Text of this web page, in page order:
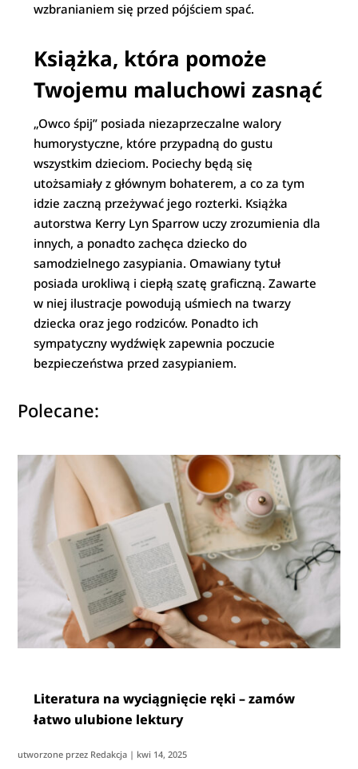
wzbranianiem się przed pójściem spać.
Książka, która pomoże
Twojemu maluchowi zasnąć
„Owco śpij” posiada niezaprzeczalne walory
humorystyczne, które przypadną do gustu
wszystkim dzieciom. Pociechy będą się
utożsamiały z głównym bohaterem, a co za tym
idzie zaczną przeżywać jego rozterki. Książka
autorstwa Kerry Lyn Sparrow uczy zrozumienia dla
innych, a ponadto zachęca dziecko do
samodzielnego zasypiania. Omawiany tytuł
posiada urokliwą i ciepłą szatę graficzną. Zawarte
w niej ilustracje powodują uśmiech na twarzy
dziecka oraz jego rodziców. Ponadto ich
sympatyczny wydźwięk zapewnia poczucie
bezpieczeństwa przed zasypianiem.
Polecane:
Literatura na wyciągnięcie ręki – zamów
łatwo ulubione lektury
utworzone przez Redakcja | kwi 14, 2025